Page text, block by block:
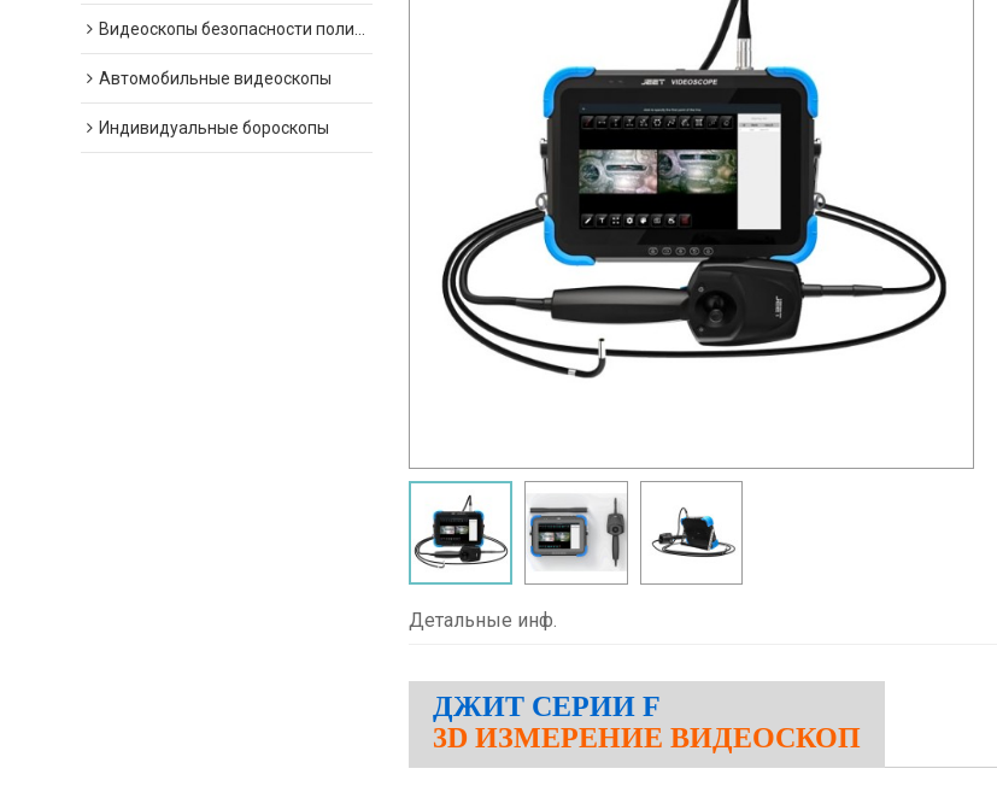
Видеоскопы безопасности полиции
Автомобильные видеоскопы
Индивидуальные бороскопы
Детальные инф.
ДЖИТ СЕРИИ F
3D ИЗМЕРЕНИЕ ВИДЕОСКОП